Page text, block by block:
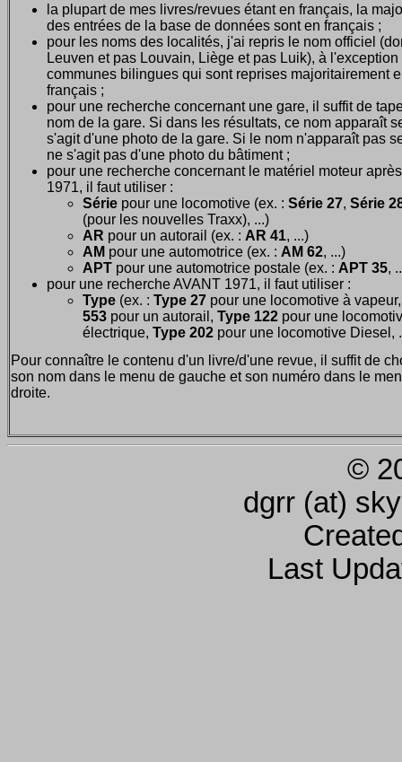
la plupart de mes livres/revues étant en français, la
des entrées de la base de données sont en français ;
pour les noms des localités, j'ai repris le nom officiel
Leuven et pas Louvain, Liège et pas Luik), à l'exception
communes bilingues qui sont reprises majoritairement
français ;
pour une recherche concernant une gare, il suffit de
nom de la gare. Si dans les résultats, ce nom apparaît
s'agit d'une photo de la gare. Si le nom n'apparaît pas
ne s'agit pas d'une photo du bâtiment ;
pour une recherche concernant le matériel moteur après
1971, il faut utiliser :
Série pour une locomotive (ex. : Série 27, Série
(pour les nouvelles Traxx), ...)
AR pour un autorail (ex. : AR 41, ...)
AM pour une automotrice (ex. : AM 62, ...)
APT pour une automotrice postale (ex. : APT 35,
pour une recherche AVANT 1971, il faut utiliser :
Type (ex. : Type 27 pour une locomotive à
553 pour un autorail, Type 122 pour une
électrique, Type 202 pour une locomotive Diesel,
Pour connaître le contenu d'un livre/d'une revue, il suffit de
son nom dans le menu de gauche et son numéro dans le
droite.
©
dgrr (at)
Last